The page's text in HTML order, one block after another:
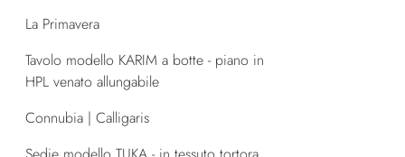
La Primavera
Tavolo modello KARIM a botte - piano in
HPL venato allungabile
Connubia | Calligaris